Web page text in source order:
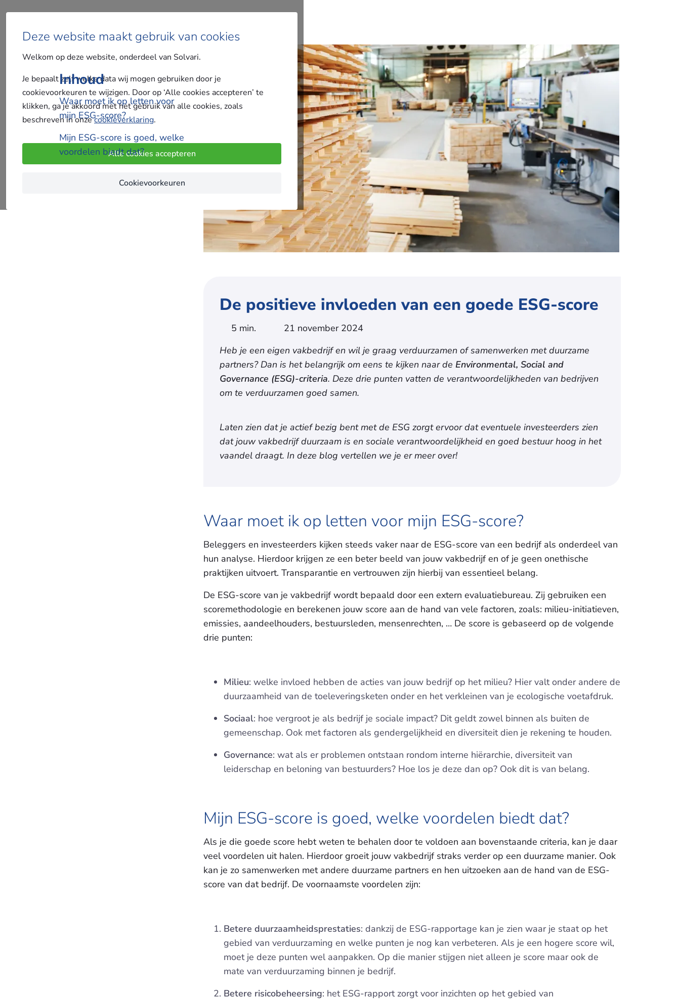
Deze website maakt gebruik van cookies
Welkom op deze website, onderdeel van Solvari.
Je bepaalt zelf welke data wij mogen gebruiken door je
cookievoorkeuren te wijzigen. Door op ‘Alle cookies accepteren’ te
klikken, ga je akkoord met het gebruik van alle cookies, zoals
beschreven in onzecookieverklaring.
Alle cookies accepteren
Cookievoorkeuren
Inhoud
Waar moet ik op letten voor
mijn ESG-score?
Mijn ESG-score is goed, welke
voordelen biedt dat?
De positieve invloeden van een goede ESG-score
5 min.
21 november 2024
Heb je een eigen vakbedrijf en wil je graag verduurzamen of samenwerken met duurzame
partners? Dan is het belangrijk om eens te kijken naar de Environmental, Social and
Governance (ESG)-criteria. Deze drie punten vatten de verantwoordelijkheden van bedrijven
om te verduurzamen goed samen.
Laten zien dat je actief bezig bent met de ESG zorgt ervoor dat eventuele investeerders zien
dat jouw vakbedrijf duurzaam is en sociale verantwoordelijkheid en goed bestuur hoog in het
vaandel draagt. In deze blog vertellen we je er meer over!
Waar moet ik op letten voor mijn ESG-score?
Beleggers en investeerders kijken steeds vaker naar de ESG-score van een bedrijf als onderdeel van
hun analyse. Hierdoor krijgen ze een beter beeld van jouw vakbedrijf en of je geen onethische
praktijken uitvoert. Transparantie en vertrouwen zijn hierbij van essentieel belang.
De ESG-score van je vakbedrijf wordt bepaald door een extern evaluatiebureau. Zij gebruiken een
scoremethodologie en berekenen jouw score aan de hand van vele factoren, zoals: milieu-initiatieven,
emissies, aandeelhouders, bestuursleden, mensenrechten, … De score is gebaseerd op de volgende
drie punten:
Milieu: welke invloed hebben de acties van jouw bedrijf op het milieu? Hier valt onder andere de
duurzaamheid van de toeleveringsketen onder en het verkleinen van je ecologische voetafdruk.
Sociaal: hoe vergroot je als bedrijf je sociale impact? Dit geldt zowel binnen als buiten de
gemeenschap. Ook met factoren als gendergelijkheid en diversiteit dien je rekening te houden.
Governance: wat als er problemen ontstaan rondom interne hiërarchie, diversiteit van
leiderschap en beloning van bestuurders? Hoe los je deze dan op? Ook dit is van belang.
Mijn ESG-score is goed, welke voordelen biedt dat?
Als je die goede score hebt weten te behalen door te voldoen aan bovenstaande criteria, kan je daar
veel voordelen uit halen. Hierdoor groeit jouw vakbedrijf straks verder op een duurzame manier. Ook
kan je zo samenwerken met andere duurzame partners en hen uitzoeken aan de hand van de ESG-
score van dat bedrijf. De voornaamste voordelen zijn:
Betere duurzaamheidsprestaties: dankzij de ESG-rapportage kan je zien waar je staat op het
gebied van verduurzaming en welke punten je nog kan verbeteren. Als je een hogere score wil,
moet je deze punten wel aanpakken. Op die manier stijgen niet alleen je score maar ook de
mate van verduurzaming binnen je bedrijf.
Betere risicobeheersing: het ESG-rapport zorgt voor inzichten op het gebied van